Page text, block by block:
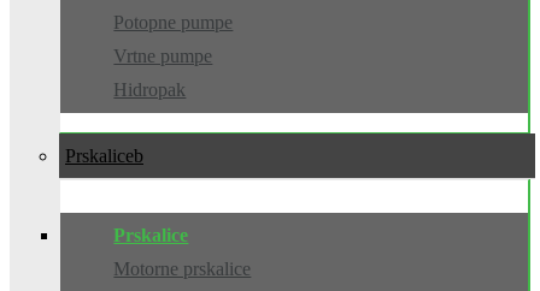
Potopne pumpe
Vrtne pumpe
Hidropak
Prskalice
Prskalice
Motorne prskalice